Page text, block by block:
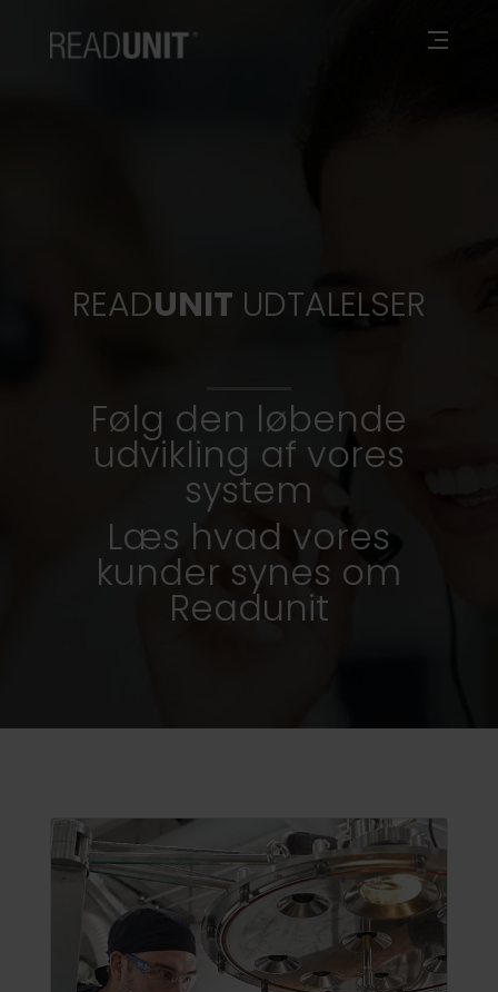
READUNIT UDTALELSER
Følg den løbende
udvikling af vores
system
Læs hvad vores
kunder synes om
Readunit